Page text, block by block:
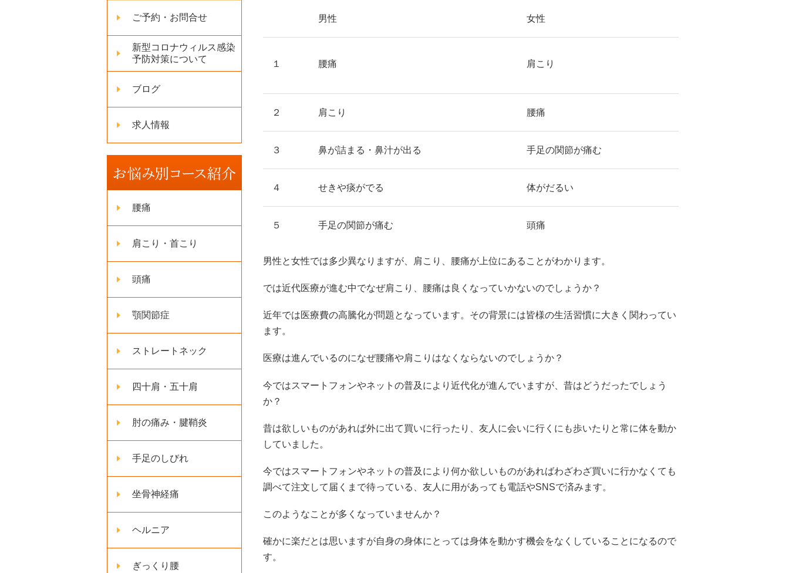
ご予約・お問合せ
新型コロナウィルス感染
予防対策について
ブログ
求人情報
腰痛
肩こり・首こり
頭痛
顎関節症
ストレートネック
四十肩・五十肩
肘の痛み・腱鞘炎
手足のしびれ
坐骨神経痛
ヘルニア
ぎっくり腰
男性 女性
１ 腰痛 肩こり
２ 肩こり 腰痛
３ 鼻が詰まる・鼻汁が出る 手足の関節が痛む
４ せきや痰がでる 体がだるい
５ 手足の関節が痛む 頭痛
男性と女性では多少異なりますが、肩こり、腰痛が上位にあることがわかります。
では近代医療が進む中でなぜ肩こり、腰痛は良くなっていかないのでしょうか？
近年では医療費の高騰化が問題となっています。その背景には皆様の生活習慣に大きく関わってい
ます。
医療は進んでいるのになぜ腰痛や肩こりはなくならないのでしょうか？
今ではスマートフォンやネットの普及により近代化が進んでいますが、昔はどうだったでしょう
か？
昔は欲しいものがあれば外に出て買いに行ったり、友人に会いに行くにも歩いたりと常に体を動か
していました。
今ではスマートフォンやネットの普及により何か欲しいものがあればわざわざ買いに行かなくても
調べて注文して届くまで待っている、友人に用があっても電話やSNSで済みます。
このようなことが多くなっていませんか？
確かに楽だとは思いますが自身の身体にとっては身体を動かす機会をなくしていることになるので
す。